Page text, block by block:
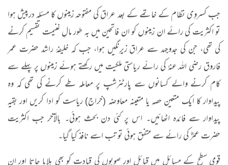
جب کسروِی نظام کے خاتمے کے بعد عراق کی مفتوحہ زمینوں کا مسئلہ درپیش ہوا
تو اکثریت کی رائے ان زمینوں کو ان فاتحین میں بہ طور مالِ غنیمت تقسیم کرنے
کی تھی، جن کی جدوجہد سے عراق زیرِنگیں ہوا، جب کہ خلیفۂ راشد حضرت عمر
فاروق رضی اللہ عنہٗ کی رائے ریاستی ملکیت میں رکھتے ہوئے زمینوں پر پہلے سے
کام کرنے والے کسانوں سے پارٹنرشپ پر معاملہ طے کرنے کی تھی کہ وہ
پیداوار کا ایک متعین حصہ یا متعینہ معاوضہ (خراج) ریاست کو ادا کریں اور بقیہ
پیداوار سے فائدہ اٹھائیں۔ اس پر کئی دن بحث ہوئی۔ بالآخر جب اکثریت
حضرت عمرؓ کی رائے سے متفق ہوئی تو تب اسے نافذ کیا گیا۔